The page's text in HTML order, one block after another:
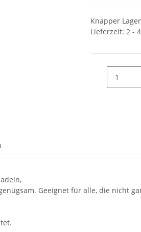
Knapper
Lieferzeit: 2 -
Geeignet für alle, die nicht